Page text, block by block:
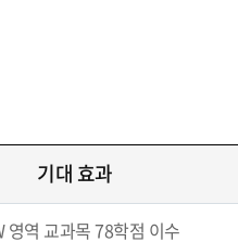
기대 효과
영역 교과목 78학점 이수